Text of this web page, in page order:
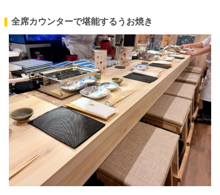
全席カウンターで堪能するうお焼き